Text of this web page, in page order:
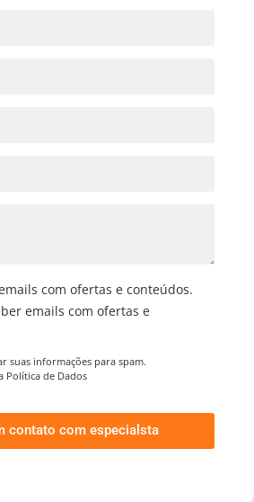
com ofertas e conteúdos.
emails com ofertas e
suas informações para spam.
Política de Dados
contato com especialsta